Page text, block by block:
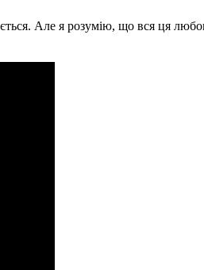
Але я розумію, що вся ця